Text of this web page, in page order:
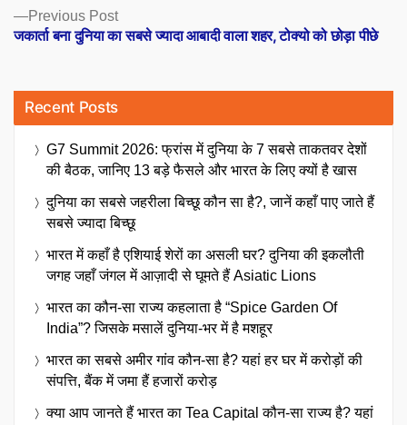
Previous PostPrevious
post:
जकार्ता बना दुनिया का सबसे ज्यादा आबादी वाला शहर, टोक्यो को छोड़ा पीछे
Recent Posts
G7 Summit 2026: फ्रांस में दुनिया के 7 सबसे ताकतवर देशों
की बैठक, जानिए 13 बड़े फैसले और भारत के लिए क्यों है खास
दुनिया का सबसे जहरीला बिच्छू कौन सा है?, जानें कहाँ पाए जाते हैं
सबसे ज्यादा बिच्छू
भारत में कहाँ है एशियाई शेरों का असली घर? दुनिया की इकलौती
जगह जहाँ जंगल में आज़ादी से घूमते हैं Asiatic Lions
भारत का कौन-सा राज्य कहलाता है “Spice Garden Of
India”? जिसके मसालें दुनिया-भर में है मशहूर
भारत का सबसे अमीर गांव कौन-सा है? यहां हर घर में करोड़ों की
संपत्ति, बैंक में जमा हैं हजारों करोड़
क्या आप जानते हैं भारत का Tea Capital कौन-सा राज्य है? यहां